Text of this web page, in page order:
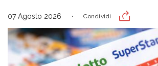
07 Agosto 2026 Condividi